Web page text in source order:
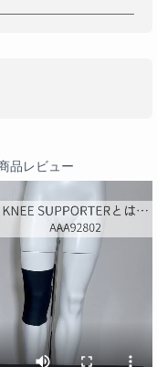
品レビュー